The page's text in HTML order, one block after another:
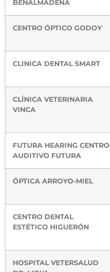
BENALMÁDENA
CENTRO ÓPTICO GODOY
CLINICA DENTAL SMART
CLÍNICA VETERINARIA
VINCA
FUTURA HEARING CENTRO
AUDITIVO FUTURA
ÓPTICA ARROYO-MIEL
CENTRO DENTAL
ESTÉTICO HIGUERÓN
HOSPITAL VETERSALUD